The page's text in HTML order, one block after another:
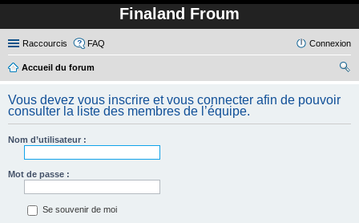
Finaland Froum
Raccourcis FAQ Connexion
Accueil du forum
her
ch
Vous devez vous inscrire et vous connecter afin de pouvoir
consulter la liste des membres de l’équipe.
Nom d’utilisateur :
Mot de passe :
Se souvenir de moi